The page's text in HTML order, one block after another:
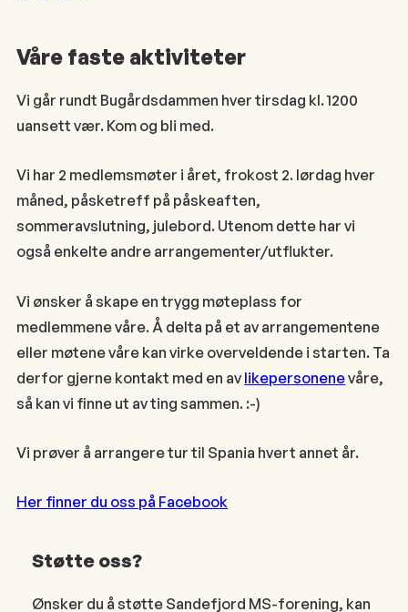
Våre faste aktiviteter
Vi går rundt Bugårdsdammen hver tirsdag kl. 1200
uansett vær. Kom og bli med.
Vi har 2 medlemsmøter i året, frokost 2. lørdag hver
måned, påsketreff på påskeaften,
sommeravslutning, julebord. Utenom dette har vi
også enkelte andre arrangementer/utflukter.
Vi ønsker å skape en trygg møteplass for
medlemmene våre. Å delta på et av arrangementene
eller møtene våre kan virke overveldende i starten. Ta
derfor gjerne kontakt med en av likepersonenevåre,
så kan vi finne ut av ting sammen. :-)
Vi prøver å arrangere tur til Spania hvert annet år.
Her finner du oss på Facebook
Støtte oss?
Ønsker du å støtte Sandefjord MS-forening, kan